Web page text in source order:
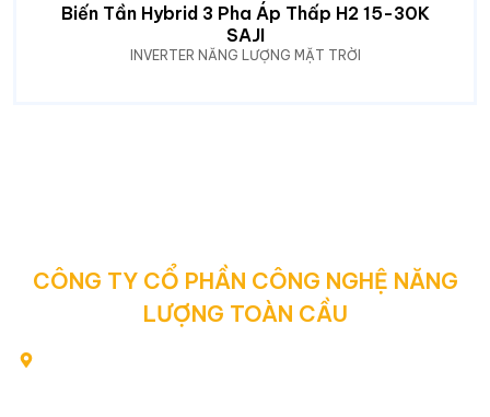
Biến Tần Hybrid 3 Pha Áp Thấp H2 15-30K
SAJI
INVERTER NĂNG LƯỢNG MẶT TRỜI
CÔNG TY CỔ PHẦN CÔNG NGHỆ NĂNG
LƯỢNG TOÀN CẦU